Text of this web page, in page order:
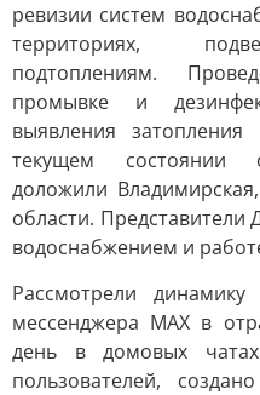
ревизии систем
территориях,
подтоплениям.
промывке и
выявления
текущем состоянии
доложили
области. Представители
водоснабжением и
Рассмотрели динамику
мессенджера МАХ в
день в домовых
пользователей,